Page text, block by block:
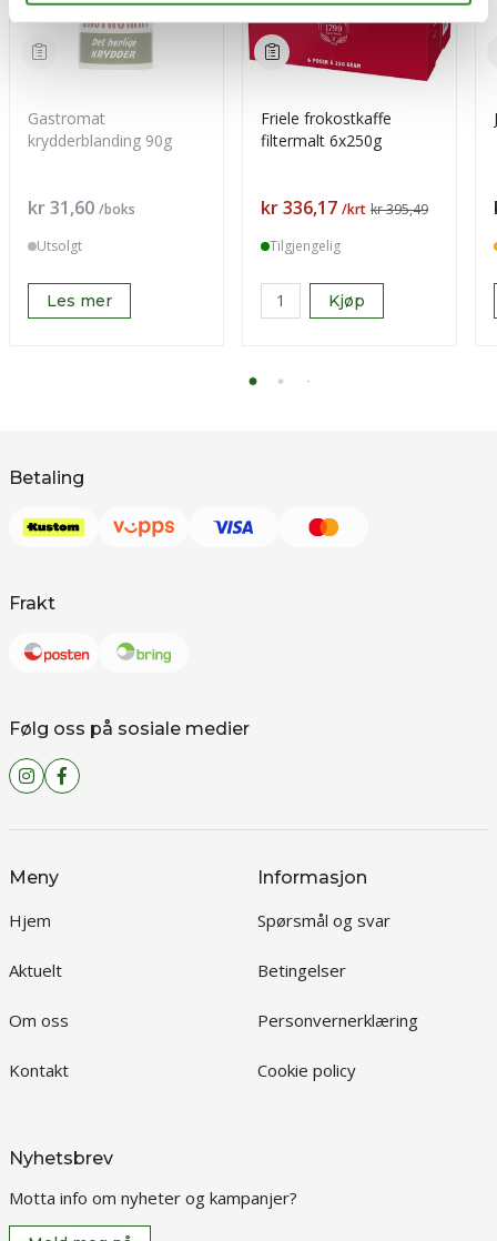
Gastromat
krydderblanding 90g
Pris
kr 31,60 /boks
Utsolgt
Les mer
Friele frokostkaffe
filtermalt 6x250g
Pris
kr 336,17 /krt kr 395,49
Tilgjengelig
Kjøp
Betaling
Frakt
Følg oss på sosiale medier
Meny
Hjem
Aktuelt
Om oss
Kontakt
Informasjon
Spørsmål og svar
Betingelser
Personvernerklæring
Cookie policy
Nyhetsbrev
Motta info om nyheter og kampanjer?